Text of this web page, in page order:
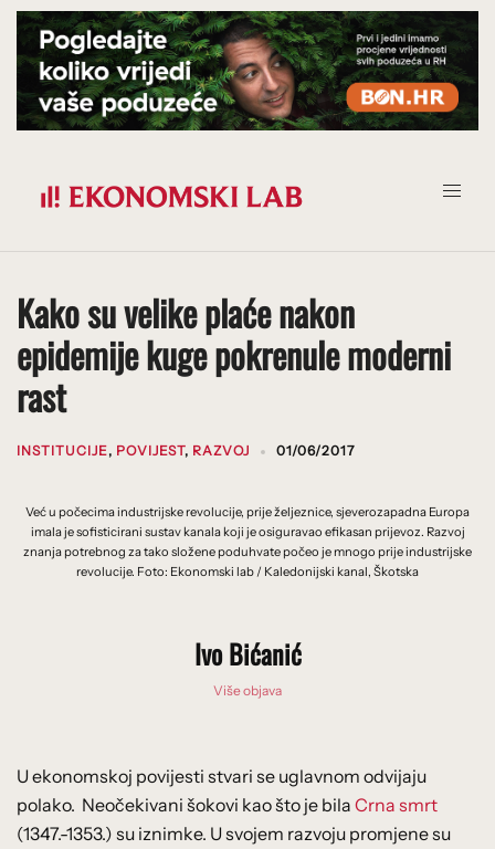
Prijeđi
sadržaj
Kako su velike plaće nakon
epidemije kuge pokrenule moderni
rast
INSTITUCIJE, POVIJEST, RAZVOJ 01/06/2017
Već u počecima industrijske revolucije, prije željeznice, sjeverozapadna Europa
imala je sofisticirani sustav kanala koji je osiguravao efikasan prijevoz. Razvoj
znanja potrebnog za tako složene poduhvate počeo je mnogo prije industrijske
revolucije. Foto: Ekonomski lab / Kaledonijski kanal, Škotska
Ivo Bićanić
Više objava
U ekonomskoj povijesti stvari se uglavnom odvijaju
polako. Neočekivani šokovi kao što je bila Crna smrt
(1347.-1353.) su iznimke. U svojem razvoju promjene su